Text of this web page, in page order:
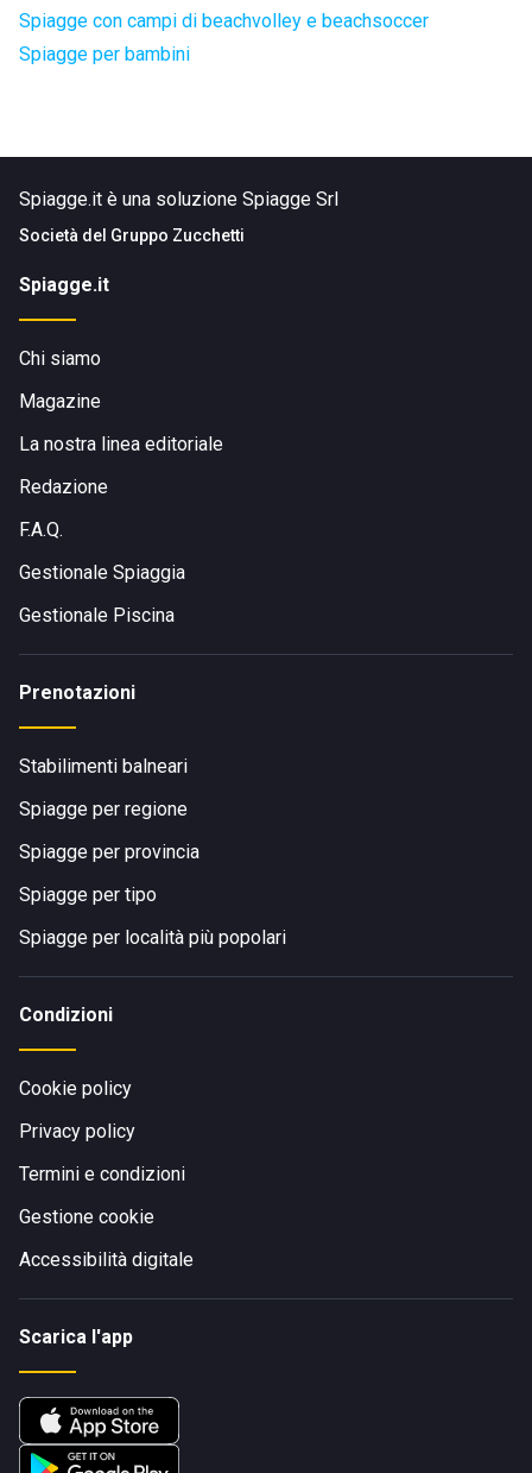
Spiagge con campi di beachvolley e beachsoccer
Spiagge per bambini
Spiagge.it è una soluzione Spiagge Srl
Società del Gruppo Zucchetti
Spiagge.it
Chi siamo
Magazine
La nostra linea editoriale
Redazione
F.A.Q.
Gestionale Spiaggia
Gestionale Piscina
Prenotazioni
Stabilimenti balneari
Spiagge per regione
Spiagge per provincia
Spiagge per tipo
Spiagge per località più popolari
Condizioni
Cookie policy
Privacy policy
Termini e condizioni
Gestione cookie
Accessibilità digitale
Scarica l'app